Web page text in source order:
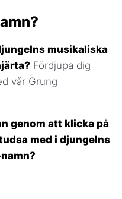
musikaliska
Fördjupa dig
vår Grung
genom att klicka på
med i djungelns